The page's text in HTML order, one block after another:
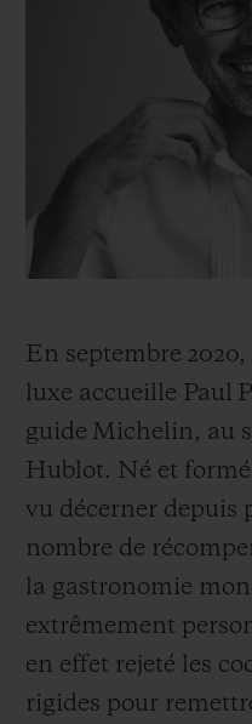
En septembre 2020,
luxe accueille Paul
guide Michelin, au
Hublot. Né et formé
vu décerner depuis
nombre de
la gastronomie
extrêmement
en effet rejeté les
rigides pour
SUMMER MULTI-
HUBLOTISTA ET
DÉLAI DE LIVRAISON
PAIEMENT SÉCURISÉ
POCHETTE CADEAU